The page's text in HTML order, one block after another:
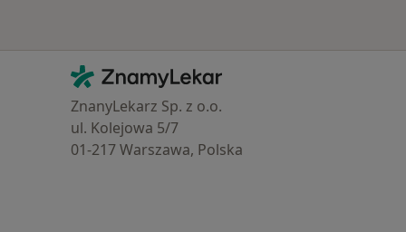
Kontakt
ZnamyLekar - Hlavní stránka
ZnanyLekarz Sp. z o.o.
ul. Kolejowa 5/7
01-217 Warszawa, Polska